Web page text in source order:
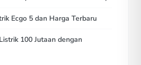
Ecgo 5 dan Harga Terbaru
100 Jutaan dengan